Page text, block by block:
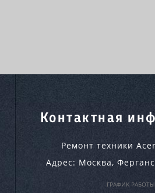
Контактная
Ремонт техники
Адрес: Москва,
ГРАФИК РАБОТЫ